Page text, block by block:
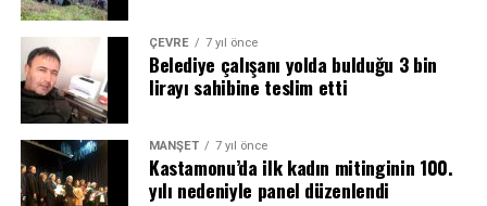
ÇEVRE 7 yıl önce
Belediye çalışanı yolda bulduğu 3 bin
lirayı sahibine teslim etti
MANŞET 7 yıl önce
Kastamonu’da ilk kadın mitinginin 100.
yılı nedeniyle panel düzenlendi